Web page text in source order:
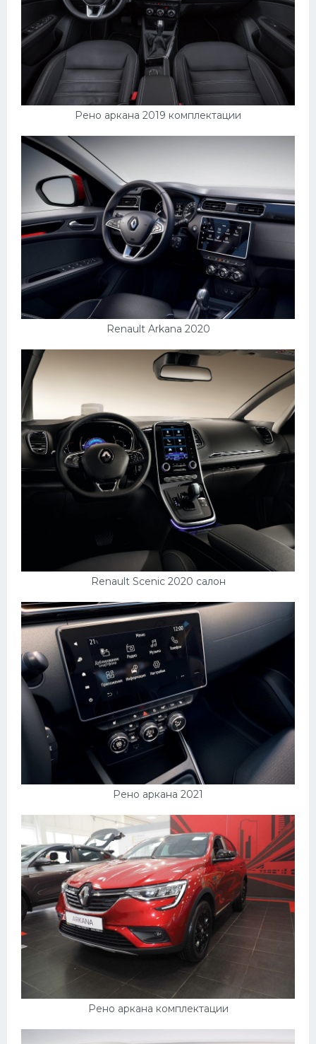
Рено аркана 2019 комплектации
Renault Arkana 2020
Renault Scenic 2020 салон
Рено аркана 2021
Рено аркана комплектации
Хонда
Грузовики
Шевроле
УАЗ
Автокемпер
Феррари
Поезда
Мотоциклы
Ямаха
Додж
Ява
Эмблемы
Спецтехника